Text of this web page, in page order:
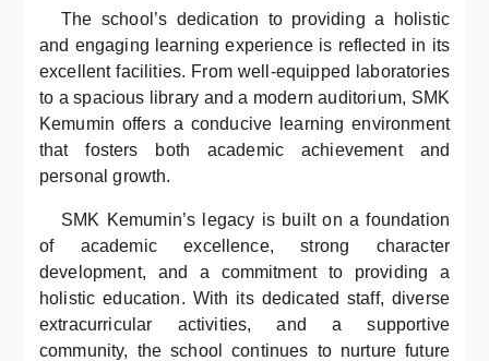
The school’s dedication to providing a holistic
and engaging learning experience is reflected in its
excellent facilities. From well-equipped laboratories
to a spacious library and a modern auditorium, SMK
Kemumin offers a conducive learning environment
that fosters both academic achievement and
personal growth.
SMK Kemumin’s legacy is built on a foundation
of academic excellence, strong character
development, and a commitment to providing a
holistic education. With its dedicated staff, diverse
extracurricular activities, and a supportive
community, the school continues to nurture future